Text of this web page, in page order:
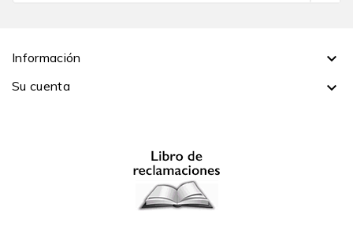
Información 
Su cuenta 